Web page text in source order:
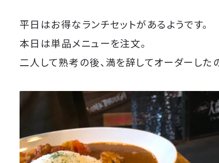
平日はお得なランチセットがあるようです。
本日は単品メニューを注文。
二人して熟考の後、満を辞してオーダーした